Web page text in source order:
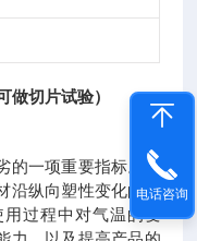
做切片试验）
的一项重要指标。它
沿纵向塑性变化的稳
过程中对气温的变
电话咨询